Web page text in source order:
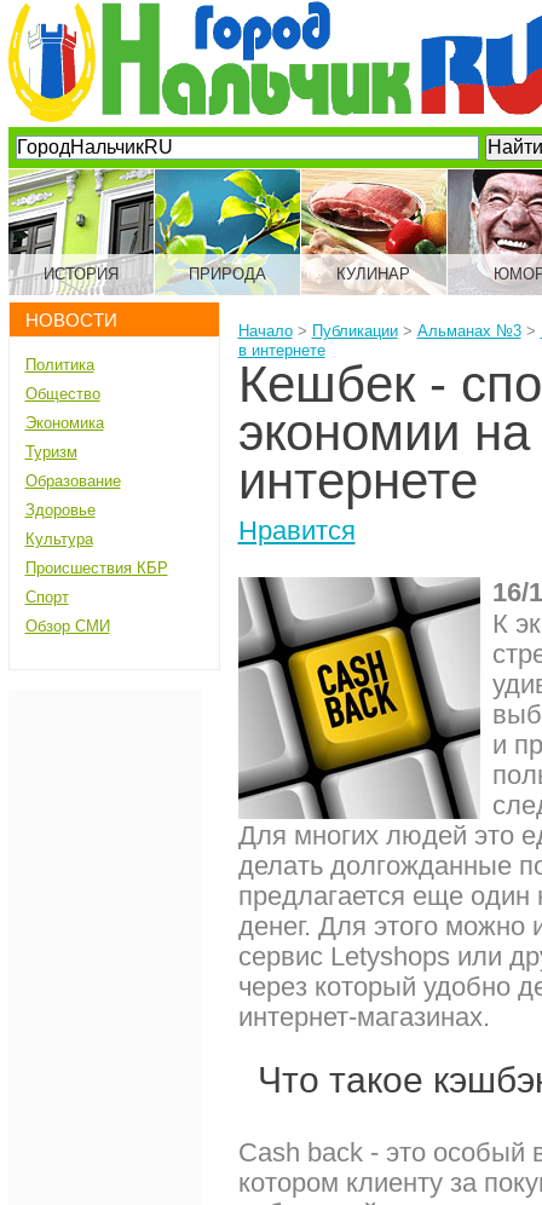
ИСТОРИЯ ПРИРОДА КУЛИНАР
НОВОСТИ
Политика
Общество
Экономика
Туризм
Образование
Здоровье
Культура
Происшествия КБР
Спорт
Обзор СМИ
Начало> Публикации> Альманах №3>
в интернете
Кешбек -
экономии на
интернете
Нравится
16/
К
и
Для многих людей это
делать долгожданные
предлагается еще
денег. Для этого можно
сервис Letyshops или
через который удобно
интернет-магазинах.
Что такое
Cash back - это особый
котором клиенту за